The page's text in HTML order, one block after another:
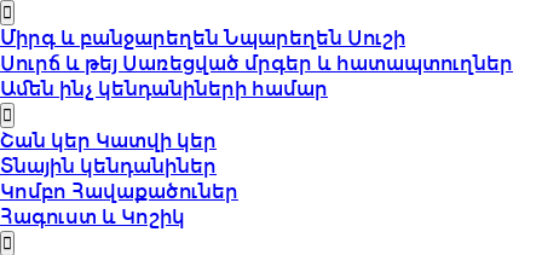
Միրգ և բանջարեղենՆպարեղեն Սուշի
Սուրճ և թեյ Սառեցված մրգեր և հատապտուղներ
Ամեն ինչ կենդանիների համար
Շան կեր Կատվի կեր
Տնային կենդանիներ
Կոմբո Հավաքածուներ
Հագուստ և Կոշիկ